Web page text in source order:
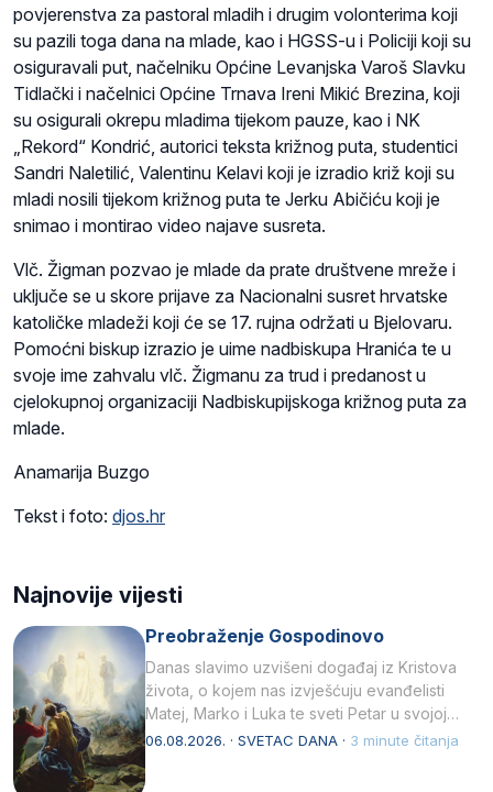
povjerenstva za pastoral mladih i drugim volonterima koji
su pazili toga dana na mlade, kao i HGSS-u i Policiji koji su
osiguravali put, načelniku Općine Levanjska Varoš Slavku
Tidlački i načelnici Općine Trnava Ireni Mikić Brezina, koji
su osigurali okrepu mladima tijekom pauze, kao i NK
„Rekord“ Kondrić, autorici teksta križnog puta, studentici
Sandri Naletilić, Valentinu Kelavi koji je izradio križ koji su
mladi nosili tijekom križnog puta te Jerku Abičiću koji je
snimao i montirao video najave susreta.
Vlč. Žigman pozvao je mlade da prate društvene mreže i
uključe se u skore prijave za Nacionalni susret hrvatske
katoličke mladeži koji će se 17. rujna održati u Bjelovaru.
Pomoćni biskup izrazio je uime nadbiskupa Hranića te u
svoje ime zahvalu vlč. Žigmanu za trud i predanost u
cjelokupnoj organizaciji Nadbiskupijskoga križnog puta za
mlade.
Anamarija Buzgo
Tekst i foto: djos.hr
Najnovije vijesti
Preobraženje Gospodinovo
Danas slavimo uzvišeni događaj iz Kristova
života, o kojem nas izvješćuju evanđelisti
Matej, Marko i Luka te sveti Petar u svojoj
drugoj…
06.08.2026. · SVETAC DANA · 3 minute čitanja